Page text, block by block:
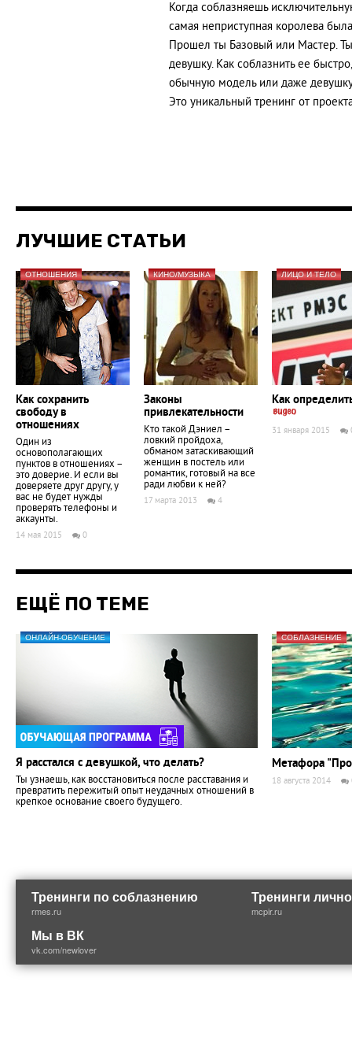
Когда соблазняешь
самая неприступная королева
Прошел ты Базовый или Мастер.
девушку. Как соблазнить ее
обычную модель или даже девушку
Это уникальный тренинг от
ЛУЧШИЕ СТАТЬИ
ОТНОШЕНИЯ
Как сохранить
свободу в
отношениях
Один из
основополагающих
пунктов в отношениях –
это доверие. И если вы
доверяете друг другу, у
вас не будет нужды
проверять телефоны и
аккаунты.
14 мая 2015 0
КИНО/МУЗЫКА
Законы
привлекательности
Кто такой Дэниел –
ловкий пройдоха,
обманом затаскивающий
женщин в постель или
романтик, готовый на все
ради любви к ней?
17 марта 2013 4
ЛИЦО И ТЕЛО
Как
31 января 2015
ЕЩЁ ПО ТЕМЕ
ОНЛАЙН-ОБУЧЕНИЕ
Я расстался с девушкой, что делать?
Ты узнаешь, как восстановиться после расставания и
превратить пережитый опыт неудачных отношений в
крепкое основание своего будущего.
СОБЛАЗНЕНИЕ
Метафора
18 августа 2014
Тренинги по соблазнению
rmes.ru
Тренинги
mcpir.ru
Мы в ВК
vk.com/newlover